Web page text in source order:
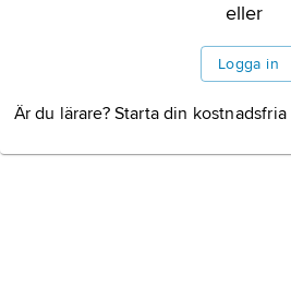
eller
Logga in
Är du lärare? Starta din